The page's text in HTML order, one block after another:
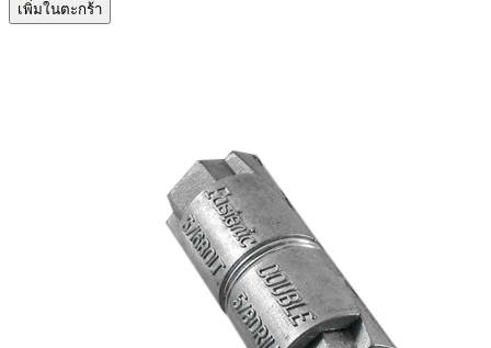
เพิ่มในตะกร้า